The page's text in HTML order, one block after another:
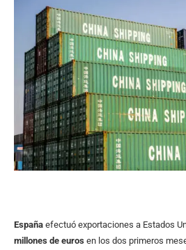
España efectuó exportaciones a Estados
millones de euros en los dos primeros